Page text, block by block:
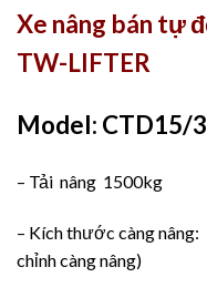
Xe nâng bán tự
TW-LIFTER
Model: CTD15/
– Tải nâng 1500kg
– Kích thước càng
chỉnh càng nâng)